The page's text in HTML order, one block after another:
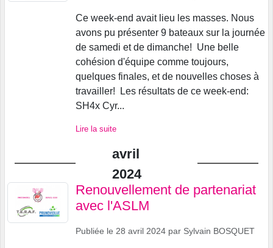
Ce week-end avait lieu les masses. Nous
avons pu présenter 9 bateaux sur la journée
de samedi et de dimanche! Une belle
cohésion d'équipe comme toujours,
quelques finales, et de nouvelles choses à
travailler! Les résultats de ce week-end:
SH4x Cyr...
Lire la suite
avril
2024
Renouvellement de partenariat
avec l'ASLM
Publiée le 28 avril 2024 par Sylvain BOSQUET